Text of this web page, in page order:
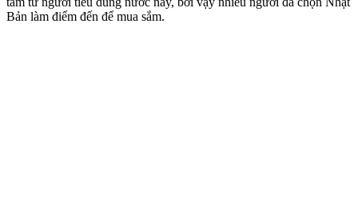
Bản làm điểm đến để mua sắm.